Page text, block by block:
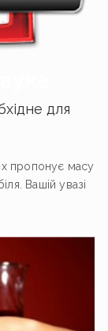
для
пропонує масу
Вашій увазі